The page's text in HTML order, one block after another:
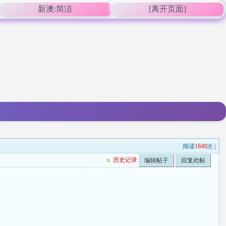
新澳:简洁 [离开页面]
阅读1849次 |
u 历史记录 编辑帖子 回复此帖